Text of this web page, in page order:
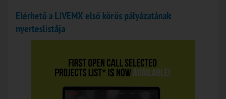
Elérhető a LIVEMX első körös pályázatának
nyerteslistája